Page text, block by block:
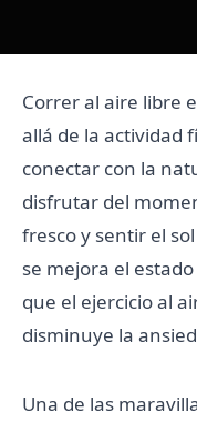
Correr al aire libre
allá de la actividad
conectar con la
disfrutar del
fresco y sentir el
se mejora el
que el ejercicio al
disminuye la
Una de las